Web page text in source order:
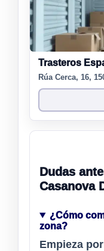
Trasteros
Rúa Cerca, 16,
Dudas
Casanova
¿Cómo
zona?
Empieza